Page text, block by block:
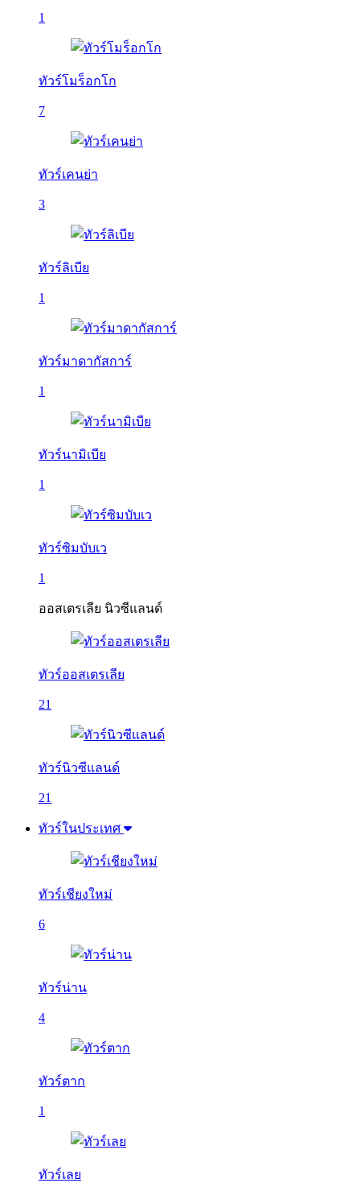
1
ทัวร์โมร็อกโก
7
ทัวร์เคนย่า
3
ทัวร์ลิเบีย
1
ทัวร์มาดากัสการ์
1
ทัวร์นามิเบีย
1
ทัวร์ซิมบับเว
1
ออสเตรเลีย นิวซีแลนด์
ทัวร์ออสเตรเลีย
21
ทัวร์นิวซีแลนด์
21
ทัวร์ในประเทศ
ทัวร์เชียงใหม่
6
ทัวร์น่าน
4
ทัวร์ตาก
1
ทัวร์เลย